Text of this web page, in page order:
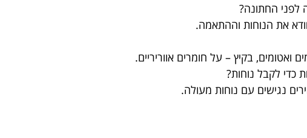
לפני החתונה?
את הנוחות וההתאמה.
בקיץ – על חומרים אווריריים.
כדי לקבל נוחות?
נגישים עם נוחות מעולה.